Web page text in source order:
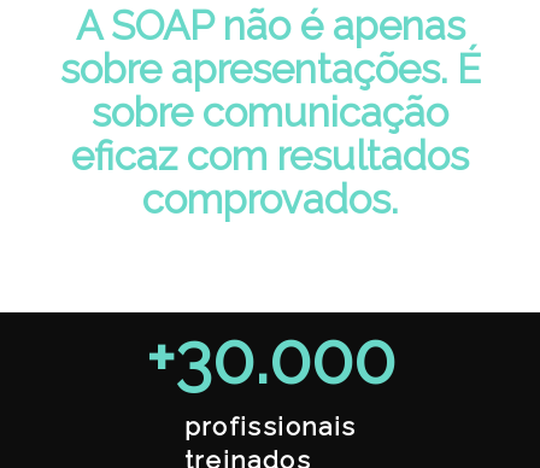
A SOAP não é apenas
sobre apresentações. É
sobre comunicação
eficaz com resultados
comprovados.
profissionais
treinados
+30.000